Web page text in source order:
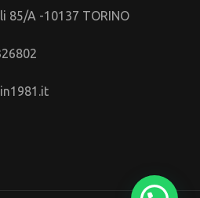
85/A -10137 TORINO